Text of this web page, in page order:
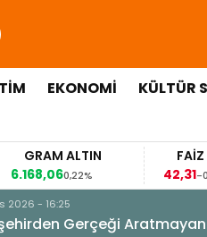
EKONOMİ KÜLTÜR
FAİZ
42,31
-0,35%
2026 - 16:25
Gerçeği